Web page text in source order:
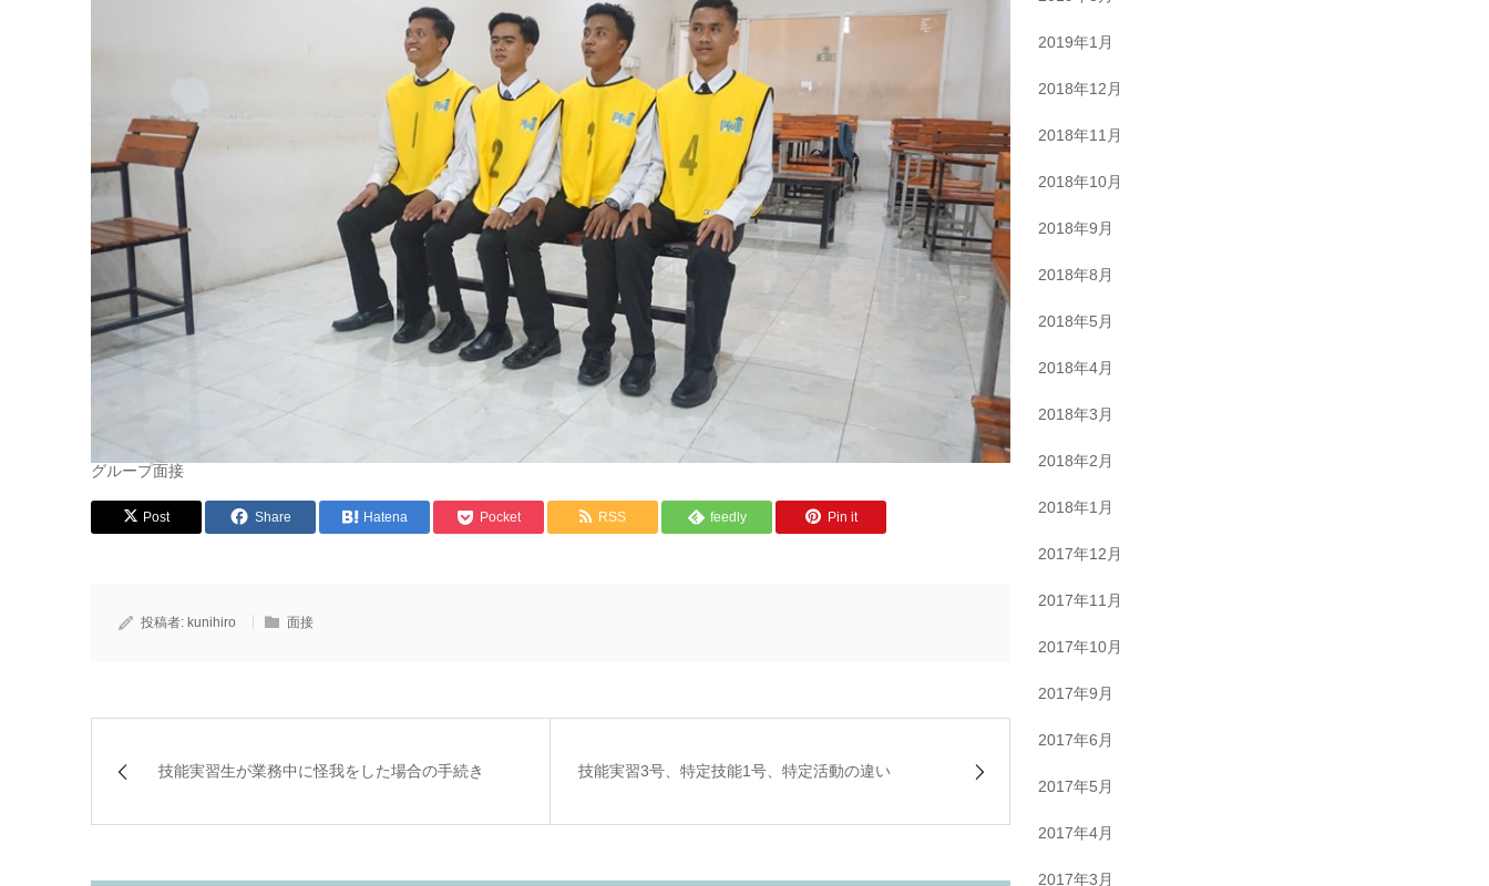
グループ面接
Post Share Hatena Pocket RSS feedly Pin it
投稿者: kunihiro 面接
技能実習生が業務中に怪我をした場合の手続き 技能実習3号、特定技能1号、特定活動の違い
2019年1月
2018年12月
2018年11月
2018年10月
2018年9月
2018年8月
2018年5月
2018年4月
2018年3月
2018年2月
2018年1月
2017年12月
2017年11月
2017年10月
2017年9月
2017年6月
2017年5月
2017年4月
2017年3月